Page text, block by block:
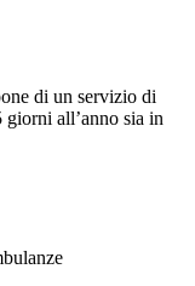
di un servizio di
all’anno sia in